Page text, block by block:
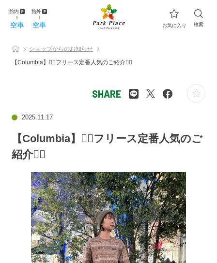
館内
空車
館外
空車 お気に入り 検索
ショップからのお知らせ
【Columbia】❤️‍🔥フリース定番人気のご紹介❤️‍🔥
SHARE
2025.11.17
【Columbia】❤️‍🔥フリース定番人気のご
紹介❤️‍🔥